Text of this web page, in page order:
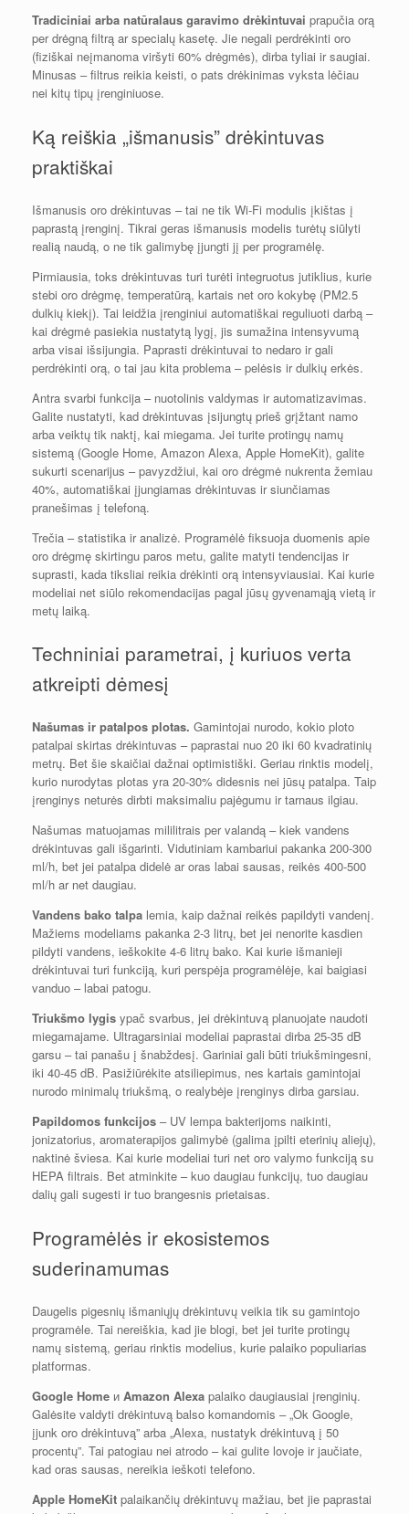
Tradiciniai arba natūralaus garavimo drėkintuvai prapučia orą
per drėgną filtrą ar specialų kasetę. Jie negali perdrėkinti oro
(fiziškai neįmanoma viršyti 60% drėgmės), dirba tyliai ir saugiai.
Minusas – filtrus reikia keisti, o pats drėkinimas vyksta lėčiau
nei kitų tipų įrenginiuose.
Ką reiškia „išmanusis” drėkintuvas
praktiškai
Išmanusis oro drėkintuvas – tai ne tik Wi-Fi modulis įkištas į
paprastą įrenginį. Tikrai geras išmanusis modelis turėtų siūlyti
realią naudą, o ne tik galimybę įjungti jį per programėlę.
Pirmiausia, toks drėkintuvas turi turėti integruotus jutiklius, kurie
stebi oro drėgmę, temperatūrą, kartais net oro kokybę (PM2.5
dulkių kiekį). Tai leidžia įrenginiui automatiškai reguliuoti darbą –
kai drėgmė pasiekia nustatytą lygį, jis sumažina intensyvumą
arba visai išsijungia. Paprasti drėkintuvai to nedaro ir gali
perdrėkinti orą, o tai jau kita problema – pelėsis ir dulkių erkės.
Antra svarbi funkcija – nuotolinis valdymas ir automatizavimas.
Galite nustatyti, kad drėkintuvas įsijungtų prieš grįžtant namo
arba veiktų tik naktį, kai miegama. Jei turite protingų namų
sistemą (Google Home, Amazon Alexa, Apple HomeKit), galite
sukurti scenarijus – pavyzdžiui, kai oro drėgmė nukrenta žemiau
40%, automatiškai įjungiamas drėkintuvas ir siunčiamas
pranešimas į telefoną.
Trečia – statistika ir analizė. Programėlė fiksuoja duomenis apie
oro drėgmę skirtingu paros metu, galite matyti tendencijas ir
suprasti, kada tiksliai reikia drėkinti orą intensyviausiai. Kai kurie
modeliai net siūlo rekomendacijas pagal jūsų gyvenamąją vietą ir
metų laiką.
Techniniai parametrai, į kuriuos verta
atkreipti dėmesį
Našumas ir patalpos plotas. Gamintojai nurodo, kokio ploto
patalpai skirtas drėkintuvas – paprastai nuo 20 iki 60 kvadratinių
metrų. Bet šie skaičiai dažnai optimistiški. Geriau rinktis modelį,
kurio nurodytas plotas yra 20-30% didesnis nei jūsų patalpa. Taip
įrenginys neturės dirbti maksimaliu pajėgumu ir tarnaus ilgiau.
Našumas matuojamas mililitrais per valandą – kiek vandens
drėkintuvas gali išgarinti. Vidutiniam kambariui pakanka 200-300
ml/h, bet jei patalpa didelė ar oras labai sausas, reikės 400-500
ml/h ar net daugiau.
Vandens bako talpa lemia, kaip dažnai reikės papildyti vandenį.
Mažiems modeliams pakanka 2-3 litrų, bet jei nenorite kasdien
pildyti vandens, ieškokite 4-6 litrų bako. Kai kurie išmanieji
drėkintuvai turi funkciją, kuri perspėja programėlėje, kai baigiasi
vanduo – labai patogu.
Triukšmo lygis ypač svarbus, jei drėkintuvą planuojate naudoti
miegamajame. Ultragarsiniai modeliai paprastai dirba 25-35 dB
garsu – tai panašu į šnabždesį. Gariniai gali būti triukšmingesni,
iki 40-45 dB. Pasižiūrėkite atsiliepimus, nes kartais gamintojai
nurodo minimalų triukšmą, o realybėje įrenginys dirba garsiau.
Papildomos funkcijos – UV lempa bakterijoms naikinti,
jonizatorius, aromaterapijos galimybė (galima įpilti eterinių aliejų),
naktinė šviesa. Kai kurie modeliai turi net oro valymo funkciją su
HEPA filtrais. Bet atminkite – kuo daugiau funkcijų, tuo daugiau
dalių gali sugesti ir tuo brangesnis prietaisas.
Programėlės ir ekosistemos
suderinamumas
Daugelis pigesnių išmaniųjų drėkintuvų veikia tik su gamintojo
programėle. Tai nereiškia, kad jie blogi, bet jei turite protingų
namų sistemą, geriau rinktis modelius, kurie palaiko populiarias
platformas.
Google Home и Amazon Alexa palaiko daugiausiai įrenginių.
Galėsite valdyti drėkintuvą balso komandomis – „Ok Google,
įjunk oro drėkintuvą” arba „Alexa, nustatyk drėkintuvą į 50
procentų”. Tai patogiau nei atrodo – kai gulite lovoje ir jaučiate,
kad oras sausas, nereikia ieškoti telefono.
Apple HomeKit palaikančių drėkintuvų mažiau, bet jie paprastai